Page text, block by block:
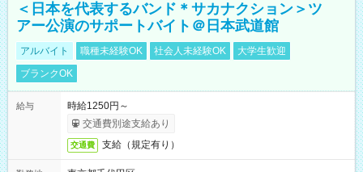
＜日本を代表するバンド＊サカナクション＞ツ
アー公演のサポートバイト＠日本武道館
アルバイト 職種未経験OK 社会人未経験OK
大学生歓迎
ブランクOK
給与
時給1250円～
交通費別途支給あり
交通費 支給（規定有り）